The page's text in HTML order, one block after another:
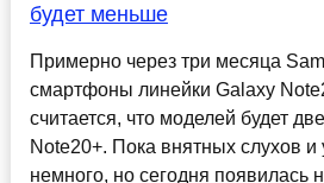
будет меньше
Примерно через три месяца
смартфоны линейки Galaxy
считается, что моделей будет
Note20+. Пока внятных слухов и
немного, но сегодня появилась